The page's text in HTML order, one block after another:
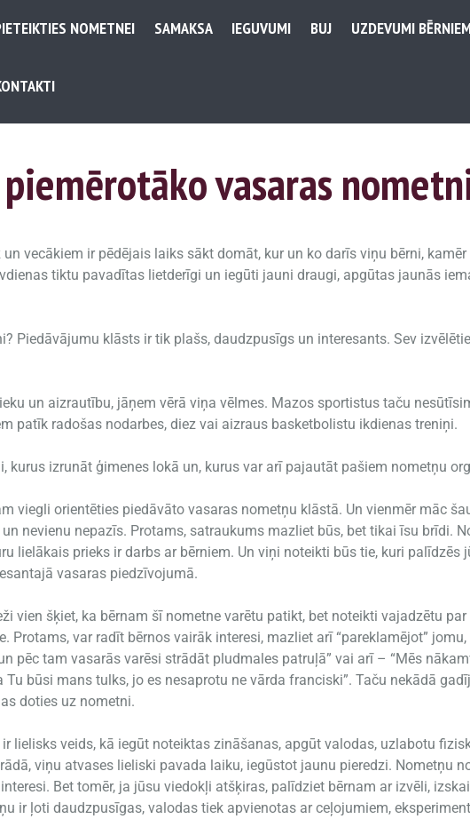
NOMETNEI SAMAKSA IEGUVUMI BUJ UZDEVUMI
vasaras
vecākiem ir pēdējais laiks sākt domāt, kur un ko darīs viņu bērni, kamēr
tiktu pavadītas lietderīgi un iegūti jauni draugi, apgūtas jaunās
Piedāvājumu klāsts ir tik plašs, daudzpusīgs un interesants. Sev
un aizrautību, jāņem vērā viņa vēlmes. Mazos sportistus taču
patīk radošas nodarbes, diez vai aizraus basketbolistu ikdienas treniņi.
izrunāt ģimenes lokā un, kurus var arī pajautāt pašiem nometņu
viegli orientēties piedāvāto vasaras nometņu klāstā. Un vienmēr māc
nevienu nepazīs. Protams, satraukums mazliet būs, bet tikai īsu brīdi.
lielākais prieks ir darbs ar bērniem. Un viņi noteikti būs tie, kuri palīdzēs
vasaras piedzīvojumā.
vien šķiet, ka bērnam šī nometne varētu patikt, bet noteikti vajadzētu
Protams, var radīt bērnos vairāk interesi, mazliet arī “pareklamējot”
pēc tam vasarās varēsi strādāt pludmales patruļā” vai arī – “Mēs
būsi mans tulks, jo es nesaprotu ne vārda franciski”. Taču nekādā
doties uz nometni.
lielisks veids, kā iegūt noteiktas zināšanas, apgūt valodas, uzlabotu
viņu atvases lieliski pavada laiku, iegūstot jaunu pieredzi. Nometņu
Bet tomēr, ja jūsu viedokļi atšķiras, palīdziet bērnam ar izvēli,
ir ļoti daudzpusīgas, valodas tiek apvienotas ar ceļojumiem,